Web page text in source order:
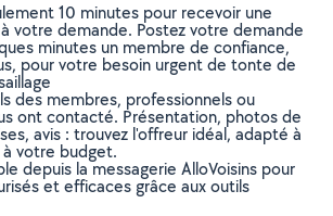
10 minutes pour recevoir une
votre demande. Postez votre demande
minutes un membre de confiance,
pour votre besoin urgent de tonte de
des membres, professionnels ou
ont contacté. Présentation, photos de
avis : trouvez l'offreur idéal, adapté à
votre budget.
depuis la messagerie AlloVoisins pour
et efficaces grâce aux outils